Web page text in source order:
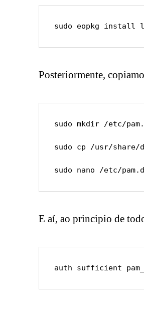
sudo eopkg
Posteriormente,
sudo mkdir /etc/
sudo cp /usr/share/
sudo nano /etc/
E aí, ao principio de
auth sufficient